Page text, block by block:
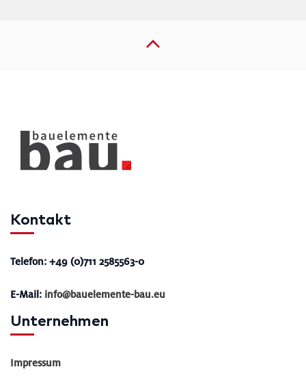
Kontakt
Telefon: +49 (0)711 2585563-0
E-Mail: info@bauelemente-bau.eu
Unternehmen
Impressum